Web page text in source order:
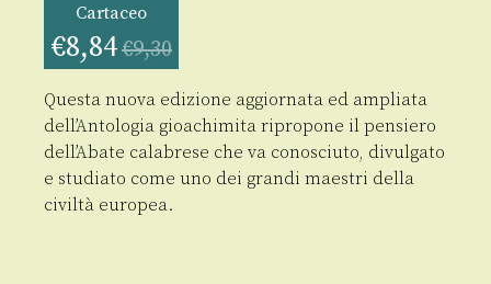
Cartaceo
€8,84€9,30
Questa nuova edizione aggiornata ed ampliata
dell’Antologia gioachimita ripropone il pensiero
dell’Abate calabrese che va conosciuto, divulgato
e studiato come uno dei grandi maestri della
civiltà europea.